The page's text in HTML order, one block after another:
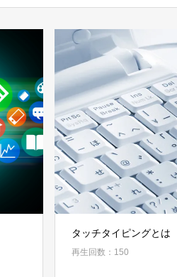
タッチタイピングとは
再生回数：150